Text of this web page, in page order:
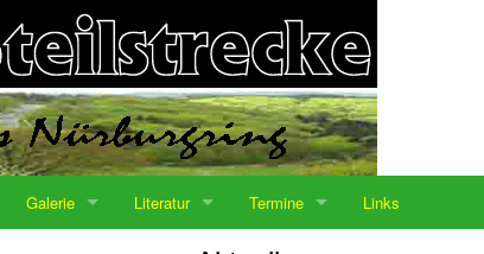
Galerie Literatur Termine Links